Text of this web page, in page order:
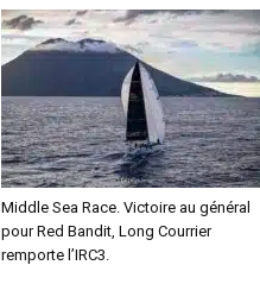
Middle Sea Race. Victoire au général
pour Red Bandit, Long Courrier
remporte l’IRC3.